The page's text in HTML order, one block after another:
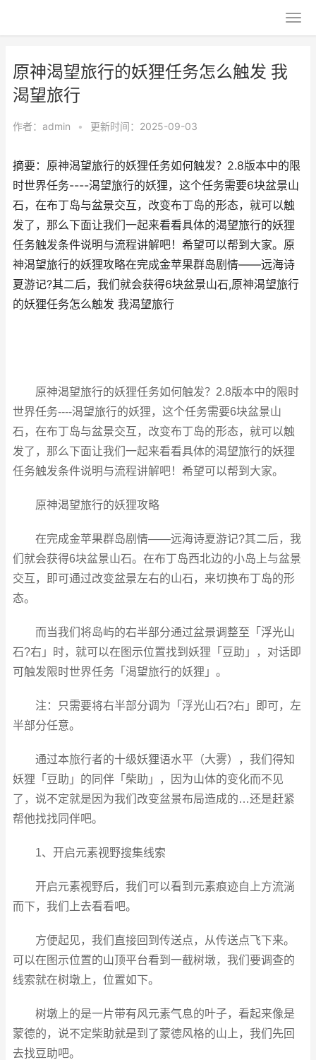
原神渴望旅行的妖狸任务怎么触发 我
渴望旅行
作者： admin • 更新时间：2025-09-03
摘要：原神渴望旅行的妖狸任务如何触发？2.8版本中的限
时世界任务----渴望旅行的妖狸，这个任务需要6块盆景山
石，在布丁岛与盆景交互，改变布丁岛的形态，就可以触
发了，那么下面让我们一起来看看具体的渴望旅行的妖狸
任务触发条件说明与流程讲解吧！希望可以帮到大家。原
神渴望旅行的妖狸攻略在完成金苹果群岛剧情――远海诗
夏游记?其二后，我们就会获得6块盆景山石,原神渴望旅行
的妖狸任务怎么触发 我渴望旅行
原神渴望旅行的妖狸任务如何触发？2.8版本中的限时
世界任务----渴望旅行的妖狸，这个任务需要6块盆景山
石，在布丁岛与盆景交互，改变布丁岛的形态，就可以触
发了，那么下面让我们一起来看看具体的渴望旅行的妖狸
任务触发条件说明与流程讲解吧！希望可以帮到大家。
原神渴望旅行的妖狸攻略
在完成金苹果群岛剧情――远海诗夏游记?其二后，我
们就会获得6块盆景山石。在布丁岛西北边的小岛上与盆景
交互，即可通过改变盆景左右的山石，来切换布丁岛的形
态。
而当我们将岛屿的右半部分通过盆景调整至「浮光山
石?右」时，就可以在图示位置找到妖狸「豆助」，对话即
可触发限时世界任务「渴望旅行的妖狸」。
注：只需要将右半部分调为「浮光山石?右」即可，左
半部分任意。
通过本旅行者的十级妖狸语水平（大雾），我们得知
妖狸「豆助」的同伴「柴助」，因为山体的变化而不见
了，说不定就是因为我们改变盆景布局造成的…还是赶紧
帮他找找同伴吧。
1、开启元素视野搜集线索
开启元素视野后，我们可以看到元素痕迹自上方流淌
而下，我们上去看看吧。
方便起见，我们直接回到传送点，从传送点飞下来。
可以在图示位置的山顶平台看到一截树墩，我们要调查的
线索就在树墩上，位置如下。
树墩上的是一片带有风元素气息的叶子，看起来像是
蒙德的，说不定柴助就是到了蒙德风格的山上，我们先回
去找豆助吧。